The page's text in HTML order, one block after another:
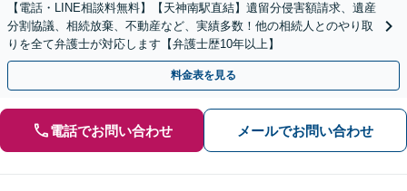
【電話・LINE相談料無料】【天神南駅直結】遺留分侵害額請求、遺産
分割協議、相続放棄、不動産など、実績多数！他の相続人とのやり取
りを全て弁護士が対応します【弁護士歴10年以上】
料金表を見る
電話でお問い合わせ メールでお問い合わせ